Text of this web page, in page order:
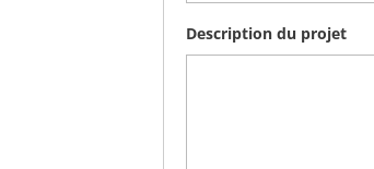
Description du projet